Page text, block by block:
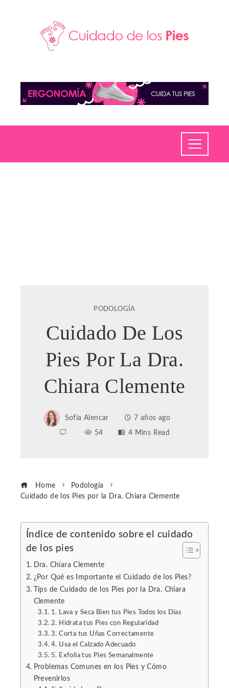
PODOLOGÍA
Cuidado De Los
Pies Por La Dra.
Chiara Clemente
Sofía Alencar
7 años ago
54
4 Mins Read
Home
Podología
Cuidado de los Pies por la Dra. Chiara Clemente
Índice de contenido sobre el cuidado
de los pies
Dra. Chiara Clemente
¿Por Qué es Importante el Cuidado de los Pies?
Tips de Cuidado de los Pies por la Dra. Chiara
Clemente
1. Lava y Seca Bien tus Pies Todos los Días
2. Hidrata tus Pies con Regularidad
3. Corta tus Uñas Correctamente
4. Usa el Calzado Adecuado
5. Exfolia tus Pies Semanalmente
Problemas Comunes en los Pies y Cómo
Prevenirlos